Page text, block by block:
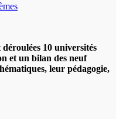
déroulées 10 universités
et un bilan des neuf
leur pédagogie,